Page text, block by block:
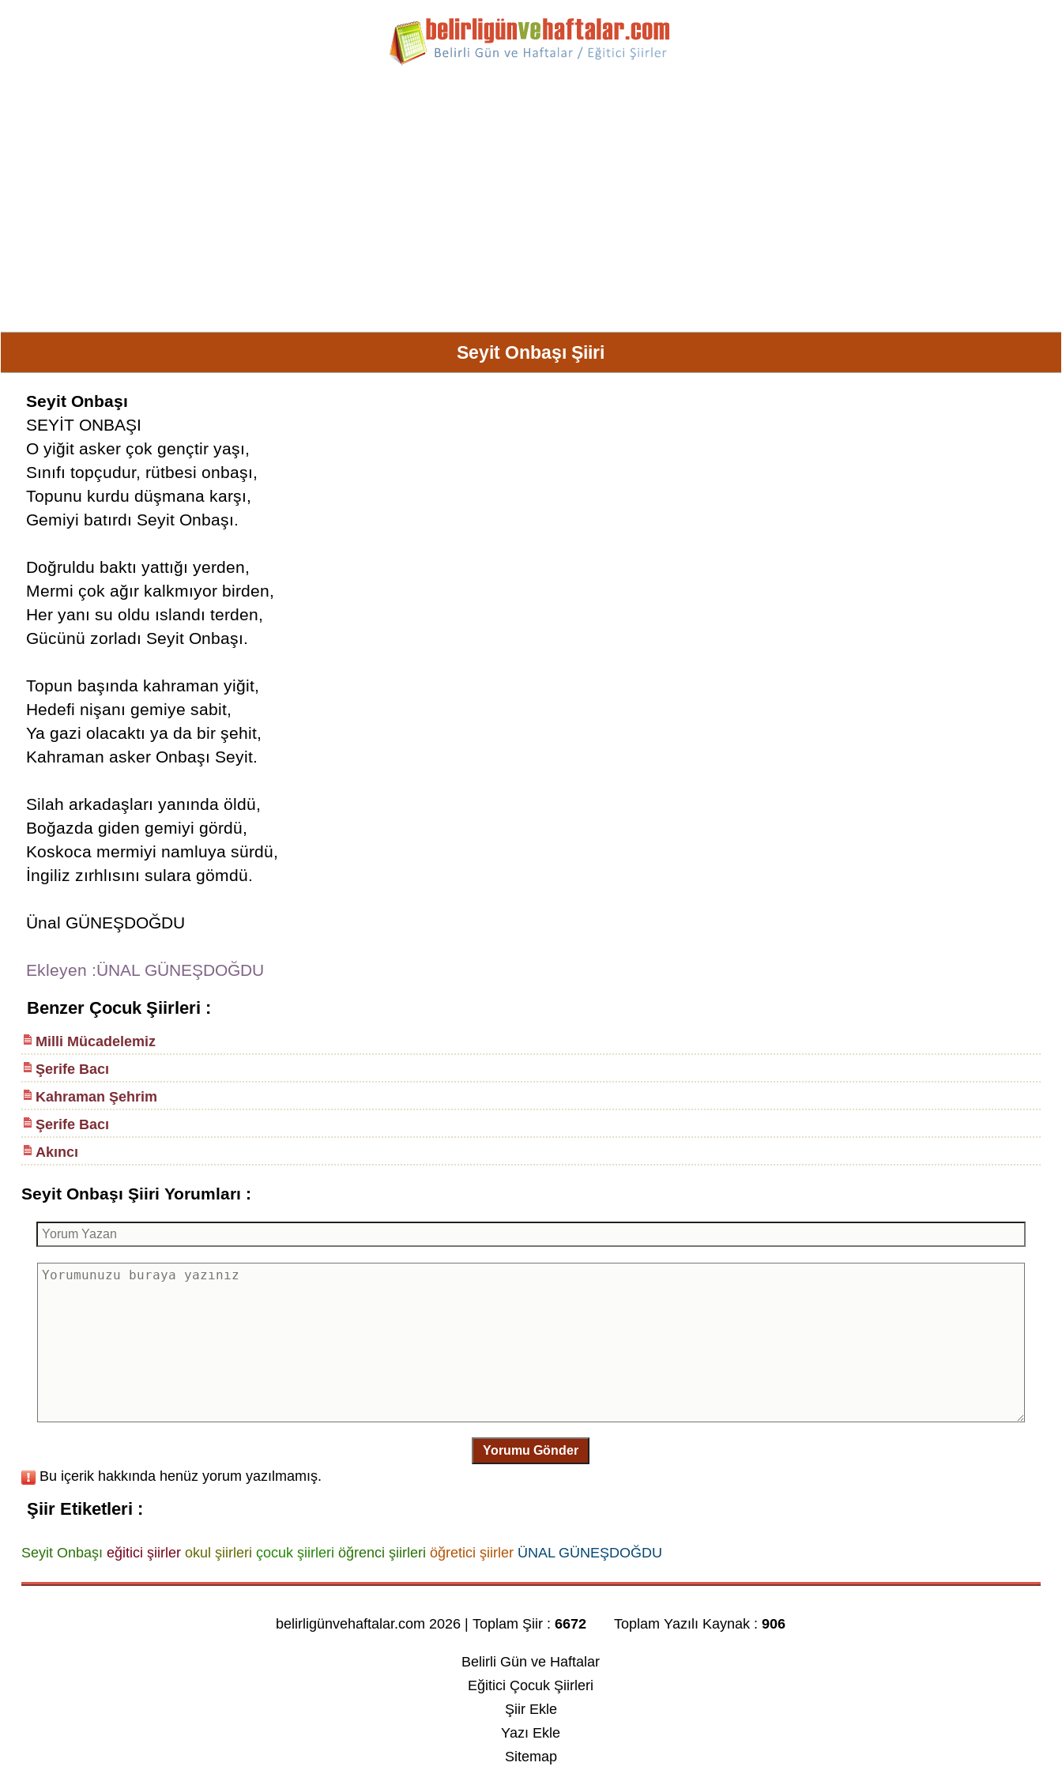
Seyit Onbaşı Şiiri
Seyit Onbaşı
SEYİT ONBAŞI
O yiğit asker çok gençtir yaşı,
Sınıfı topçudur, rütbesi onbaşı,
Topunu kurdu düşmana karşı,
Gemiyi batırdı Seyit Onbaşı.
Doğruldu baktı yattığı yerden,
Mermi çok ağır kalkmıyor birden,
Her yanı su oldu ıslandı terden,
Gücünü zorladı Seyit Onbaşı.
Topun başında kahraman yiğit,
Hedefi nişanı gemiye sabit,
Ya gazi olacaktı ya da bir şehit,
Kahraman asker Onbaşı Seyit.
Silah arkadaşları yanında öldü,
Boğazda giden gemiyi gördü,
Koskoca mermiyi namluya sürdü,
İngiliz zırhlısını sulara gömdü.
Ünal GÜNEŞDOĞDU
Ekleyen :ÜNAL GÜNEŞDOĞDU
Benzer Çocuk Şiirleri :
Milli Mücadelemiz
Şerife Bacı
Kahraman Şehrim
Şerife Bacı
Akıncı
Seyit Onbaşı Şiiri Yorumları :
Yorumu Gönder
Bu içerik hakkında henüz yorum yazılmamış.
Şiir Etiketleri :
Seyit Onbaşı eğitici şiirler okul şiirleri çocuk şiirleri öğrenci şiirleri öğretici şiirler ÜNAL GÜNEŞDOĞDU
belirligünvehaftalar.com 2026 | Toplam Şiir :6672 Toplam Yazılı Kaynak :906
Belirli Gün ve Haftalar
Eğitici Çocuk Şiirleri
Şiir Ekle
Yazı Ekle
Sitemap